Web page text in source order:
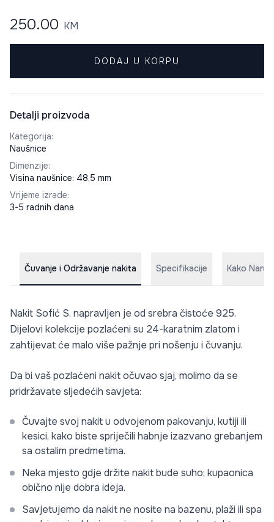
250.00 KM
DODAJ U KORPU
Detalji proizvoda
Kategorija:
Naušnice
Dimenzije:
Visina naušnice: 48,5 mm
Vrijeme izrade:
3-5 radnih dana
Čuvanje i Održavanje nakita Specifikacije Kako
Nakit Sofić S. napravljen je od srebra čistoće 925.
Dijelovi kolekcije pozlaćeni su 24-karatnim zlatom i
zahtijevat će malo više pažnje pri nošenju i čuvanju.
Da bi vaš pozlaćeni nakit očuvao sjaj, molimo da se
pridržavate sljedećih savjeta:
Čuvajte svoj nakit u odvojenom pakovanju, kutiji ili
kesici, kako biste spriječili habnje izazvano grebanjem
sa ostalim predmetima.
Neka mjesto gdje držite nakit bude suho; kupaonica
obično nije dobra ideja.
Savjetujemo da nakit ne nosite na bazenu, plaži ili spa